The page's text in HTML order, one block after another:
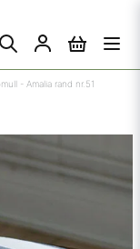
- Amalia rand nr.51